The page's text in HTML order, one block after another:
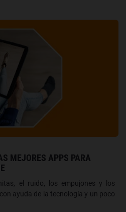
MEJORES APPS PARA
el ruido, los empujones y los
ayuda de la tecnología y un poco